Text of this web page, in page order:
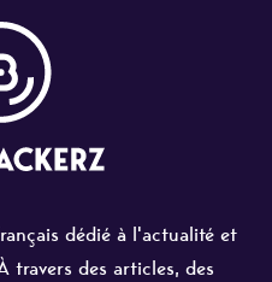
dédié à l'actualité et
travers des articles, des